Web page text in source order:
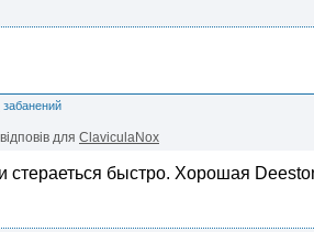
забанений
відповів для ClaviculaNox
стераеться быстро. Хорошая